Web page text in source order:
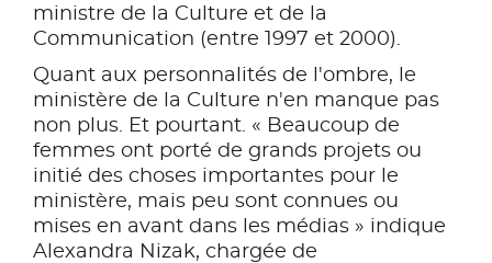
ministre de la Culture et de la
Communication (entre 1997 et 2000).
Quant aux personnalités de l'ombre, le
ministère de la Culture n'en manque pas
non plus. Et pourtant. « Beaucoup de
femmes ont porté de grands projets ou
initié des choses importantes pour le
ministère, mais peu sont connues ou
mises en avant dans les médias » indique
Alexandra Nizak, chargée de